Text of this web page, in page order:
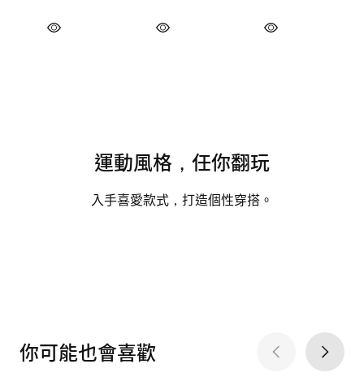
運動風格，任你翻玩
入手喜愛款式，打造個性穿搭。
你可能也會喜歡